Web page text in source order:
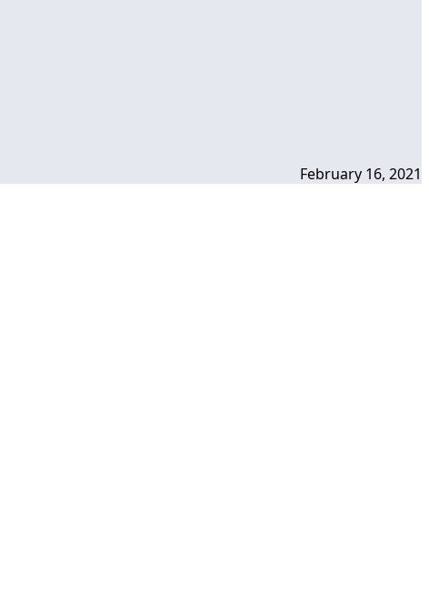
February 16, 2021